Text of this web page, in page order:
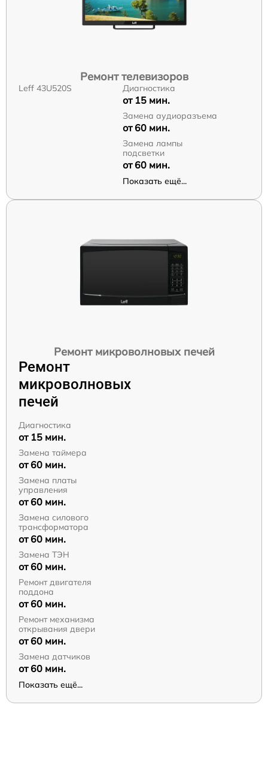
Ремонт телевизоров
Leff 43U520S Диагностика
от 15 мин.
Замена аудиоразъема
от 60 мин.
Замена лампы
подсветки
от 60 мин.
Показать ещё...
Ремонт микроволновых печей
Ремонт
микроволновых
печей
Диагностика
от 15 мин.
Замена таймера
от 60 мин.
Замена платы
управления
от 60 мин.
Замена силового
трансформатора
от 60 мин.
Замена ТЭН
от 60 мин.
Ремонт двигателя
поддона
от 60 мин.
Ремонт механизма
открывания двери
от 60 мин.
Замена датчиков
от 60 мин.
Показать ещё...